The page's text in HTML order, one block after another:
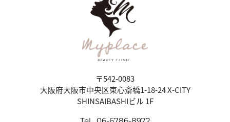
〒542-0083
大阪府大阪市中央区東心斎橋1-18-24 X-CITY
SHINSAIBASHIビル 1F